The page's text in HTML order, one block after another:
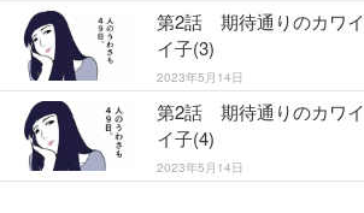
第2話 期待通りのカワイ
イ子(3)
2023年5月14日
第2話 期待通りのカワイ
イ子(4)
2023年5月14日